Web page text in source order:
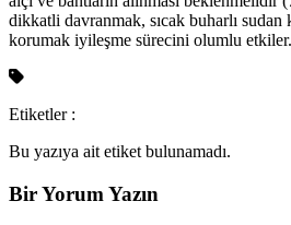
dikkatli davranmak, sıcak buharlı sudan
korumak iyileşme sürecini olumlu etkiler.
Etiketler :
Bu yazıya ait etiket bulunamadı.
Bir Yorum Yazın